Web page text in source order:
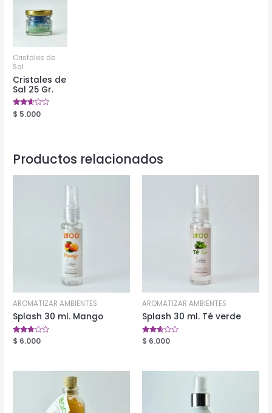
Cristales de
Sal
Cristales de
Sal 25 Gr.
Valorado
en
$ 5.000
Productos relacionados
AROMATIZAR AMBIENTES
Splash 30 ml. Mango
Valorado
en
$ 6.000
AROMATIZAR AMBIENTES
Splash 30 ml. Té verde
Valorado
en
$ 6.000